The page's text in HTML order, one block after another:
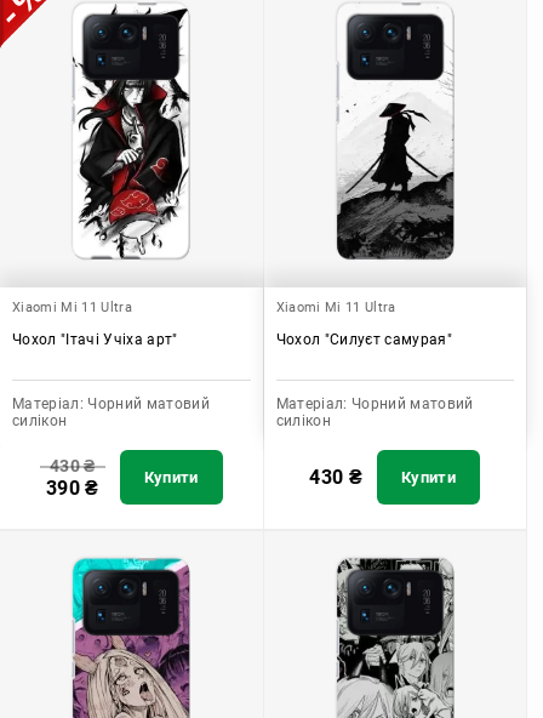
Xiaomi Mi 11 Ultra
Чохол "Ітачі Учіха арт"
Матеріал: Чорний матовий
силікон
430₴
390₴ Купити
Xiaomi Mi 11 Ultra
Чохол "Силуєт самурая"
Матеріал: Чорний матовий
силікон
430 ₴ Купити